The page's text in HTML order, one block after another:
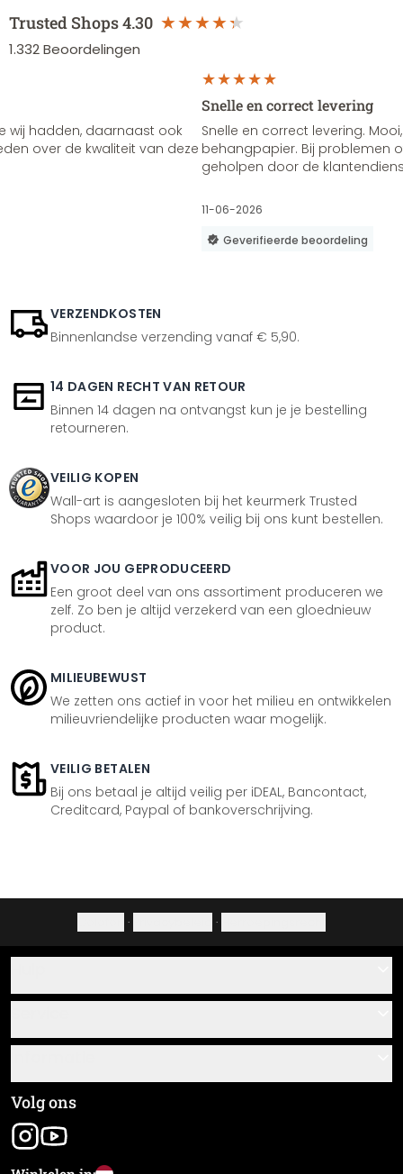
Trusted Shops4.30
1.332Beoordelingen
wij hadden, daarnaast ook
over de kwaliteit van deze
Snelle en correct levering
Snelle en correct levering.
behangpapier. Bij problemen
geholpen door de
11-06-2026
Geverifieerde beoordeling
VERZENDKOSTEN
Binnenlandse verzending vanaf € 5,90.
14 DAGEN RECHT VAN RETOUR
Binnen 14 dagen na ontvangst kun je je bestelling
retourneren.
VEILIG KOPEN
Wall-art is aangesloten bij het keurmerk Trusted
Shops waardoor je 100% veilig bij ons kunt bestellen.
VOOR JOU GEPRODUCEERD
Een groot deel van ons assortiment produceren we
zelf. Zo ben je altijd verzekerd van een gloednieuw
product.
MILIEUBEWUST
We zetten ons actief in voor het milieu en ontwikkelen
milieuvriendelijke producten waar mogelijk.
VEILIG BETALEN
Bij ons betaal je altijd veilig per iDEAL, Bancontact,
Creditcard, Paypal of bankoverschrijving.
· ·
Over ons
Plak- en montagehandleidingen
Materiaaloverzicht
Nieuwsbrief aanmelden
Algemene voorwaarden
Colofon
Volg ons